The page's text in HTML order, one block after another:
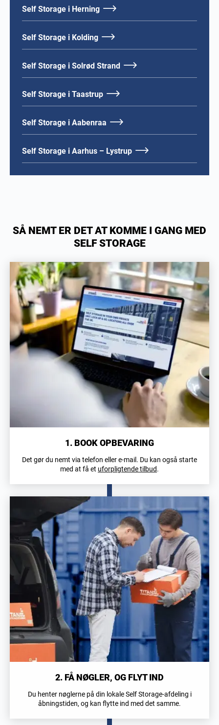
Self Storage i Herning
Self Storage i Kolding
Self Storage i Solrød Strand
Self Storage i Taastrup
Self Storage i Aabenraa
Self Storage i Aarhus – Lystrup
SÅ NEMT ER DET AT KOMME I GANG MED
SELF STORAGE
1. BOOK OPBEVARING
Det gør du nemt via telefon eller e-mail. Du kan også starte
med at få et uforpligtende tilbud.
2. FÅ NØGLER, OG FLYT IND
Du henter nøglerne på din lokale Self Storage-afdeling i
åbningstiden, og kan flytte ind med det samme.